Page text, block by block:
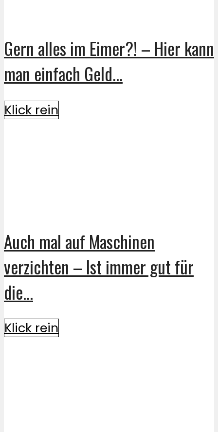
Gern alles im Eimer?! – Hier kann
man einfach Geld...
Klick rein
Auch mal auf Maschinen
verzichten – Ist immer gut für
die...
Klick rein